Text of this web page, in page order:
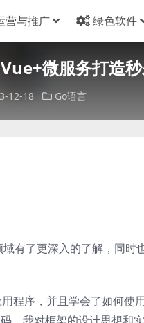
营与推广 绿色软件
微服务打造
12-18 Go语言
有了更深入的了解，同时
程序，并且学会了如何使